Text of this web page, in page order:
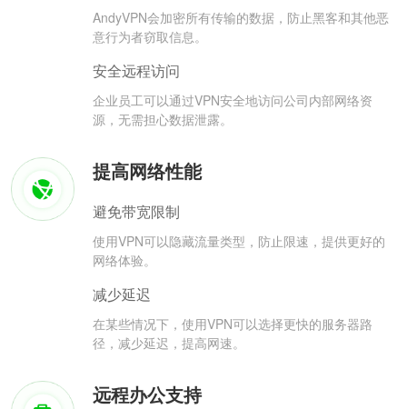
AndyVPN会加密所有传输的数据，防止黑客和其他恶
意行为者窃取信息。
安全远程访问
企业员工可以通过VPN安全地访问公司内部网络资
源，无需担心数据泄露。
提高网络性能
避免带宽限制
使用VPN可以隐藏流量类型，防止限速，提供更好的
网络体验。
减少延迟
在某些情况下，使用VPN可以选择更快的服务器路
径，减少延迟，提高网速。
远程办公支持